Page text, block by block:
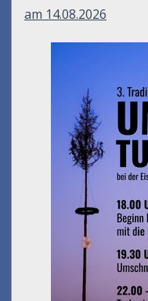
am 14.08.2026